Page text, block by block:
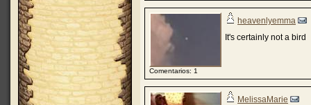
Comentarios: 1
heavenlyemma
It's certainly not a bird
MelissaMarie